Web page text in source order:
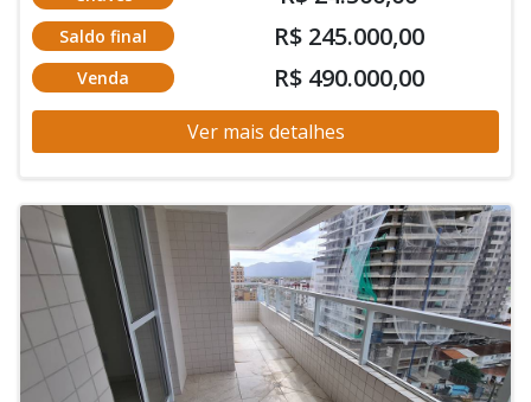
Saldo final R$ 245.000,00
Venda R$ 490.000,00
Ver mais detalhes